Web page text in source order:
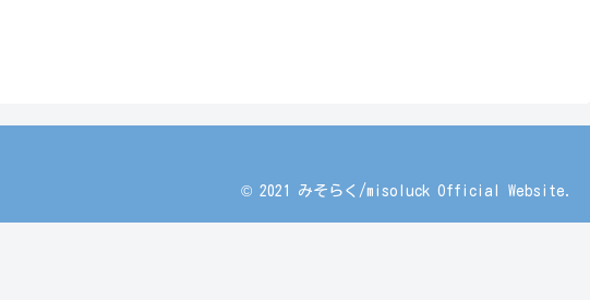
© 2021 みそらく/misoluck Official Website.